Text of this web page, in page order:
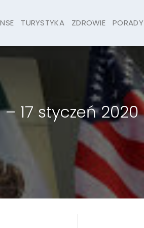
TURYSTYKA ZDROWIE PORADY
17 styczeń 2020